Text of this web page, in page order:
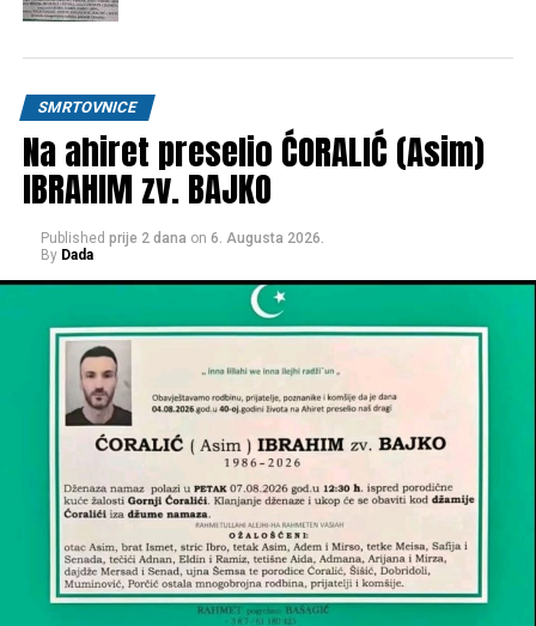
SMRTOVNICE
Na ahiret preselio ĆORALIĆ (Asim)
IBRAHIM zv. BAJKO
Published prije 2 dana on 6. Augusta 2026.
By Dada